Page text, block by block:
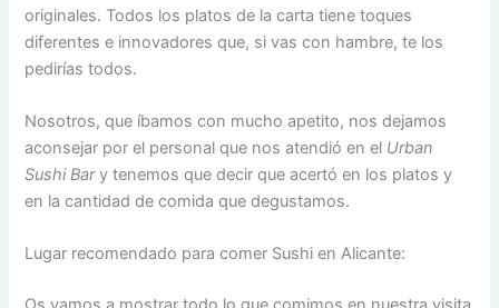
originales. Todos los platos de la carta tiene toques
diferentes e innovadores que, si vas con hambre, te los
pedirías todos.
Nosotros, que íbamos con mucho apetito, nos dejamos
aconsejar por el personal que nos atendió en el Urban
Sushi Bary tenemos que decir que acertó en los platos y
en la cantidad de comida que degustamos.
Lugar recomendado para comer Sushi en Alicante: